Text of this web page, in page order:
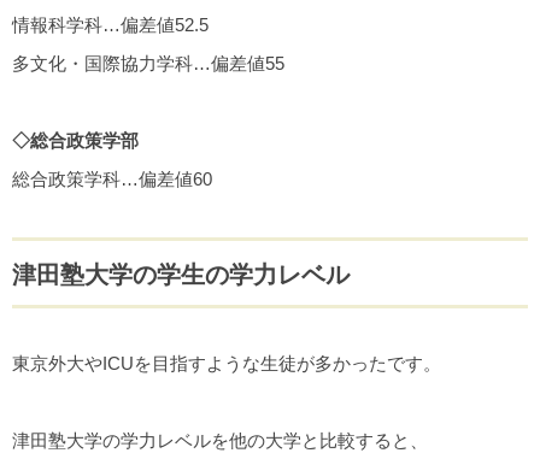
情報科学科…偏差値52.5
多文化・国際協力学科…偏差値55
◇総合政策学部
総合政策学科…偏差値60
津田塾大学の学生の学力レベル
東京外大やICUを目指すような生徒が多かったです。
津田塾大学の学力レベルを他の大学と比較すると、